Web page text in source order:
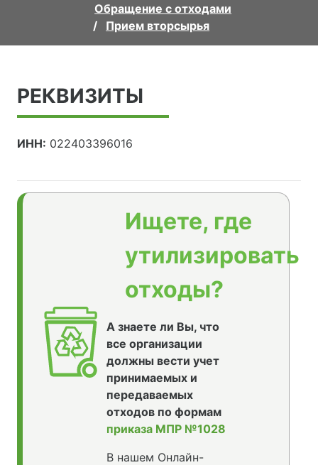
Обращение с отходами
Прием вторсырья
РЕКВИЗИТЫ
ИНН: 022403396016
Ищете, где
утилизировать
отходы?
А знаете ли Вы, что
все организации
должны вести учет
принимаемых и
передаваемых
отходов по формам
приказа МПР №1028
В нашем Онлайн-